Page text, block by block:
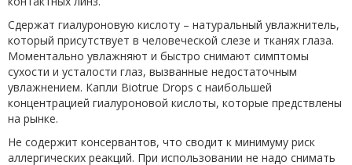
Сдержат гиалуроновую кислоту – натуральный увлажнитель,
который присутствует в человеческой слезе и тканях глаза.
Моментально увлажняют и быстро снимают симптомы
сухости и усталости глаз, вызванные недостаточным
увлажнением. Капли Biotrue Drops с наибольшей
концентрацией гиалуроновой кислоты, которые предствлены
на рынке.
Не содержит консервантов, что сводит к минимуму риск
аллергических реакций. При использовании не надо снимать